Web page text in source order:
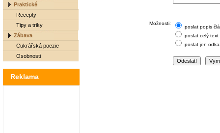
Praktické
Recepty
Tipy a triky
Zábava
Cukrářská poezie
Osobnosti
Reklama
Možnosti:
poslat popis
poslat celý text
poslat jen